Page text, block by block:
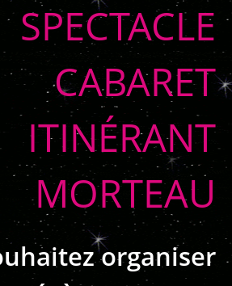
SPECTACLE
CABARET
ITINÉRANT
MORTEAU
organiser